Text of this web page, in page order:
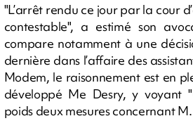
"L’arrêt rendu ce jour par la cour
contestable", a estimé son
compare notamment à une
dernière dans l’affaire des
Modem, le raisonnement est en
développé Me Desry, y voyant
poids deux mesures concernant